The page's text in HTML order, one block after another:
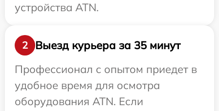
устройства ATN.
2
Выезд курьера за 35 минут
Профессионал с опытом приедет в
удобное время для осмотра
оборудования ATN. Если